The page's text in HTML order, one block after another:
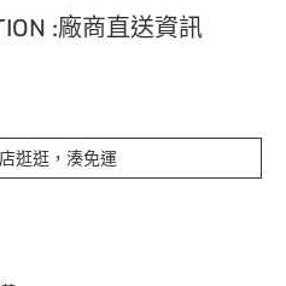
:廠商直送資訊
逛逛，湊免運